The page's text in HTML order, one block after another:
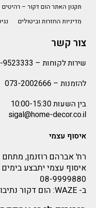
תקנון האתר הום דקור –
מדיניות החזרות וביטולים
צור קשר
שירות לקוחות – 9523333
להזמנות – 073-2002666
בין השעות 10:00-15:30
sigal@home-decor.co.il
איסוף עצמי
רח' אברהם רוזנמן, מתחם
איסוף עצמי יתבצע
08-9999880
ב- WAZE: הום דקור